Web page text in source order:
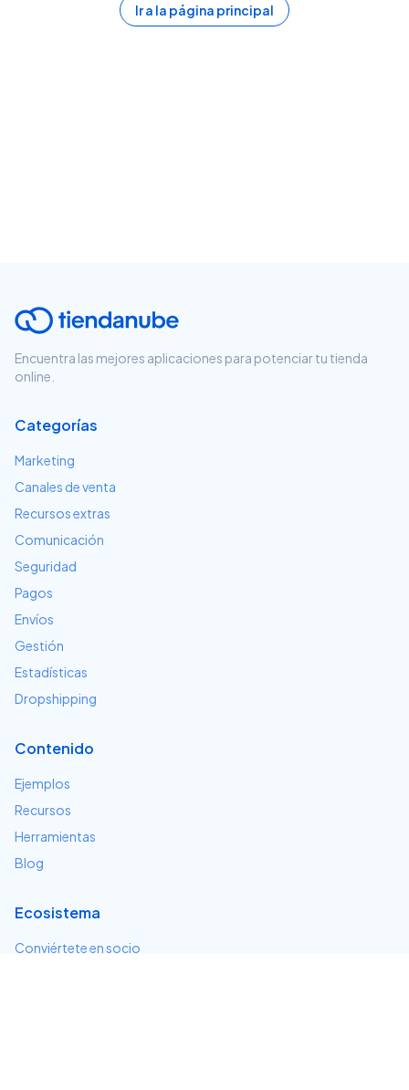
Ir a la página principal
Encuentra las mejores aplicaciones para potenciar tu tienda
online.
Categorías
Marketing
Canales de venta
Recursos extras
Comunicación
Seguridad
Pagos
Envíos
Gestión
Estadísticas
Dropshipping
Contenido
Ejemplos
Recursos
Herramientas
Blog
Ecosistema
Conviértete en socio